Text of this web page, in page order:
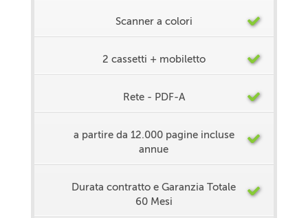
Scanner a colori
2 cassetti + mobiletto
Rete - PDF-A
a partire da 12.000 pagine incluse
annue
Durata contratto e Garanzia Totale
60 Mesi